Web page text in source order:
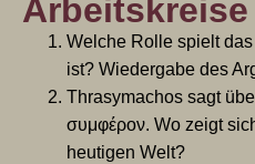
Welche Rolle spielt
ist? Wiedergabe des
Thrasymachos sagt über
συμφέρον. Wo zeigt
heutigen Welt?